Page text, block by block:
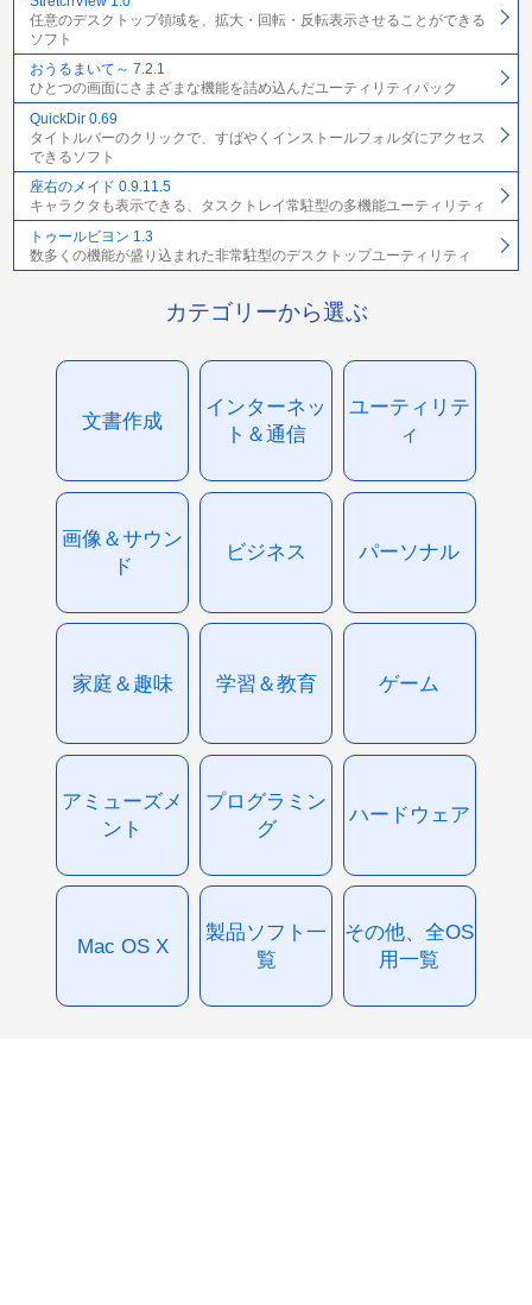
任意のデスクトップ領域を、拡大・回転・反転表示させることができる
ソフト
おうるまいて～ 7.2.1
ひとつの画面にさまざまな機能を詰め込んだユーティリティパック
QuickDir 0.69
タイトルバーのクリックで、すばやくインストールフォルダにアクセス
できるソフト
座右のメイド 0.9.11.5
キャラクタも表示できる、タスクトレイ常駐型の多機能ユーティリティ
トゥールビヨン 1.3
数多くの機能が盛り込まれた非常駐型のデスクトップユーティリティ
カテゴリーから選ぶ
文書作成
インターネッ
ト＆通信
ユーティリテ
ィ
画像＆サウン
ド
ビジネス パーソナル
家庭＆趣味 学習＆教育 ゲーム
アミューズメ
ント
プログラミン
グ
ハードウェア
Mac OS X
製品ソフト一
覧
その他、全OS
用一覧